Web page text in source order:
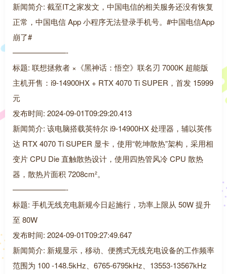
新闻简介: 截至IT之家发文，中国电信的相关服务还没有恢复
正常，中国电信 App 小程序无法登录手机号。#中国电信App
崩了#
———————-
标题: 联想拯救者 ×《黑神话：悟空》联名刃 7000K 超能版
主机开售：i9-14900HX + RTX 4070 Ti SUPER，首发 15999
元
发布时间: 2024-09-01T09:29:20.413
新闻简介: 该电脑搭载英特尔 i9-14900HX 处理器，辅以英伟
达 RTX 4070 Ti SUPER 显卡，使用“乾坤散热”架构，采用相
变片 CPU Die 直触散热设计，使用四热管风冷 CPU 散热
器，散热片面积 7208cm²。
———————-
标题: 手机无线充电新规今日起施行，功率上限从 50W 提升
至 80W
发布时间: 2024-09-01T09:27:49.647
新闻简介: 新规显示，移动、便携式无线充电设备的工作频率
范围为 100 -148.5kHz、6765-6795kHz、13553-13567kHz